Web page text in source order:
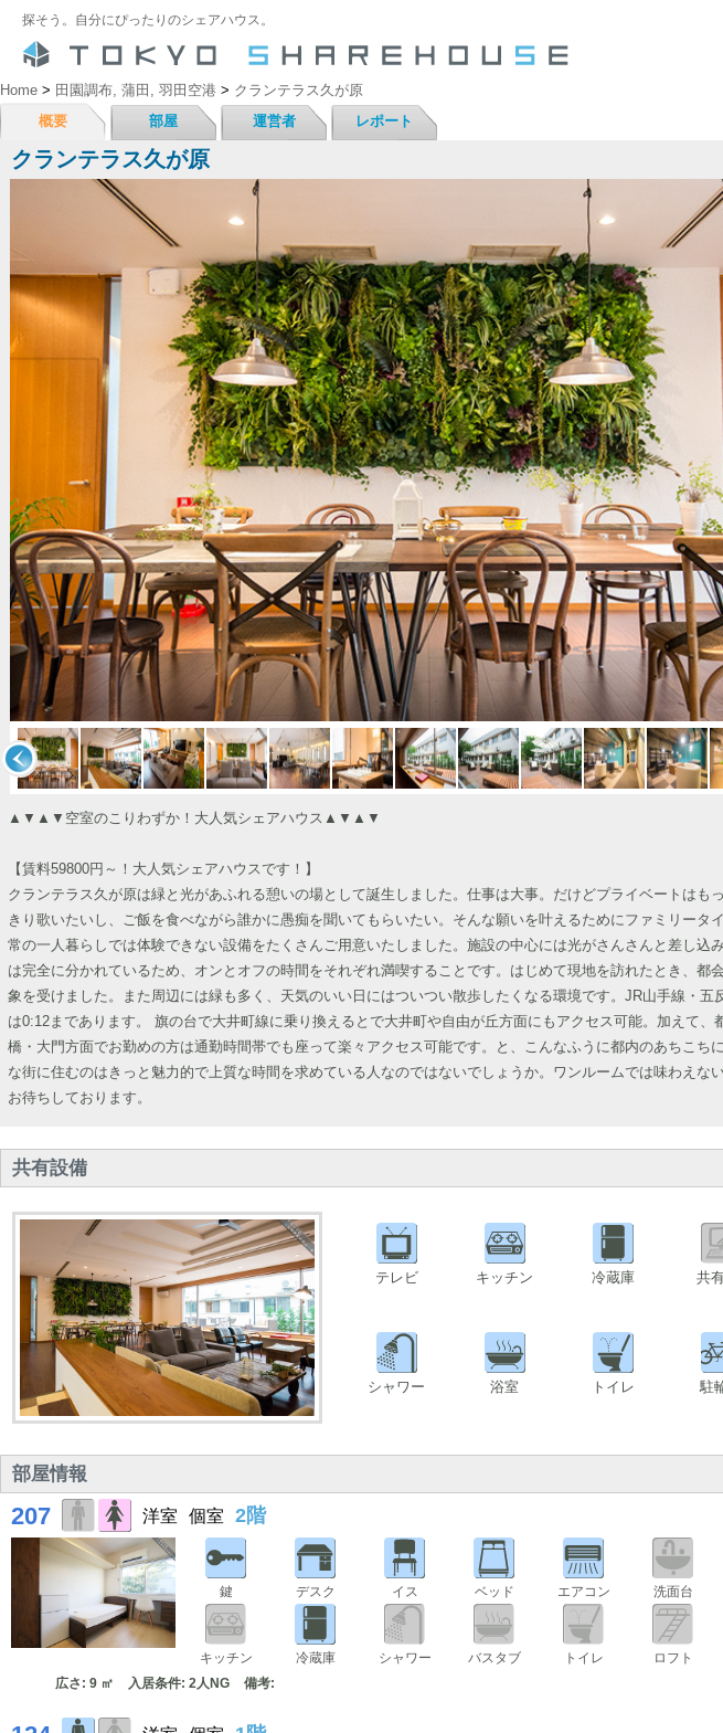
探そう。自分にぴったりのシェアハウス。
Home > 田園調布, 蒲田, 羽田空港 > クランテラス久が原
概要
部屋 運営者 レポート
クランテラス久が原
▲▼▲▼空室のこりわずか！大人気シェアハウス▲▼▲▼
【賃料59800円～！大人気シェアハウスです！】
クランテラス久が原は緑と光があふれる憩いの場として誕生しました。仕事は大事。だけどプライベートはも
きり歌いたいし、ご飯を食べながら誰かに愚痴を聞いてもらいたい。そんな願いを叶えるためにファミリー
常の一人暮らしでは体験できない設備をたくさんご用意いたしました。施設の中心には光がさんさんと差し込
は完全に分かれているため、オンとオフの時間をそれぞれ満喫することです。はじめて現地を訪れたとき、
象を受けました。また周辺には緑も多く、天気のいい日にはついつい散歩したくなる環境です。JR山手線・
は0:12まであります。 旗の台で大井町線に乗り換えるとで大井町や自由が丘方面にもアクセス可能。加えて
橋・大門方面でお勤めの方は通勤時間帯でも座って楽々アクセス可能です。と、こんなふうに都内のあちこち
な街に住むのはきっと魅力的で上質な時間を求めている人なのではないでしょうか。ワンルームでは味わえ
お待ちしております。
共有設備
テレビ キッチン 冷蔵庫 共
シャワー 浴室 トイレ 駐
部屋情報
207 洋室 個室 2階
鍵 デスク イス ベッド エアコン 洗面台
キッチン 冷蔵庫 シャワー バスタブ トイレ ロフト
広さ: 9 ㎡ 入居条件: 2人NG 備考: